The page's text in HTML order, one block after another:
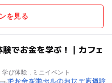
を見る
でお金を学ぶ！｜カフェ
び体験 , ミニイベント